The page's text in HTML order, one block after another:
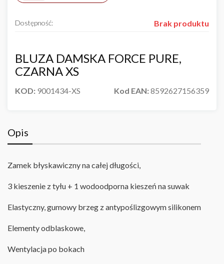
BLUZA DAMSKA FORCE PURE,
CZARNA XS
KOD: 9001434-XS Kod EAN:8592627156359
Dostępność: Brak produktu
Opis
Zamek błyskawiczny na całej długości,
3 kieszenie z tyłu + 1 wodoodporna kieszeń na suwak
Elastyczny, gumowy brzeg z antypoślizgowym silikonem
Elementy odblaskowe,
Wentylacja po bokach